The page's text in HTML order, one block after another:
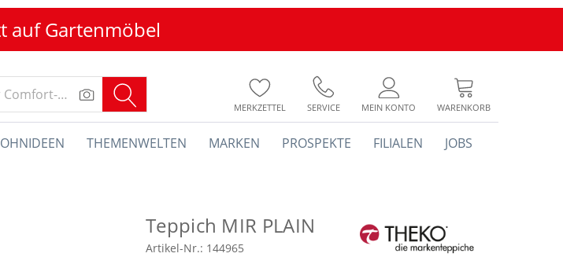
auf Gartenmöbel
MERKZETTEL SERVICE MEIN KONTO WARENKORB
THEMENWELTEN MARKEN PROSPEKTE FILIALEN JOBS
Teppich MIR PLAIN
Artikel-Nr.: 144965